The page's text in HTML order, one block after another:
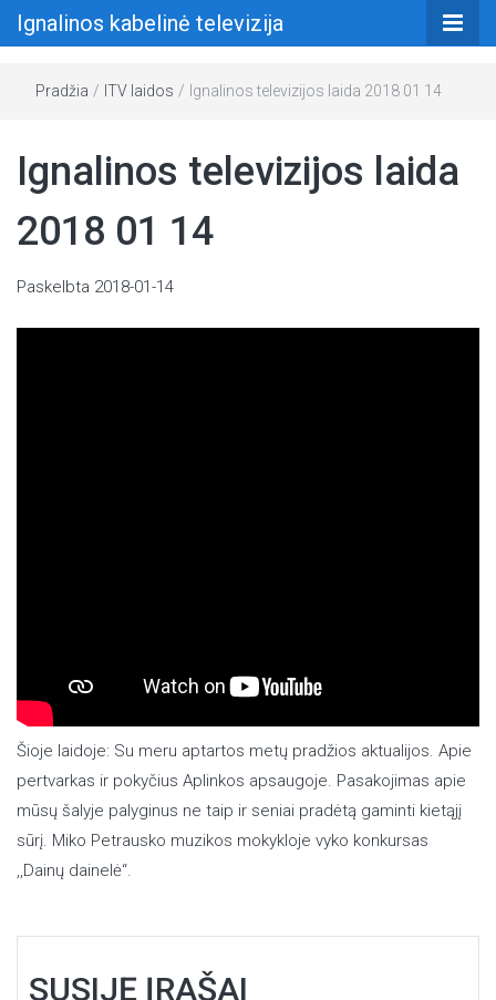
Ignalinos kabelinė televizija
Pradžia / ITV laidos / Ignalinos televizijos laida 2018 01 14
Ignalinos televizijos laida
2018 01 14
Paskelbta 2018-01-14
Šioje laidoje: Su meru aptartos metų pradžios aktualijos. Apie
pertvarkas ir pokyčius Aplinkos apsaugoje. Pasakojimas apie
mūsų šalyje palyginus ne taip ir seniai pradėtą gaminti kietąjį
sūrį. Miko Petrausko muzikos mokykloje vyko konkursas
,,Dainų dainelė“.
SUSIJĘ ĮRAŠAI